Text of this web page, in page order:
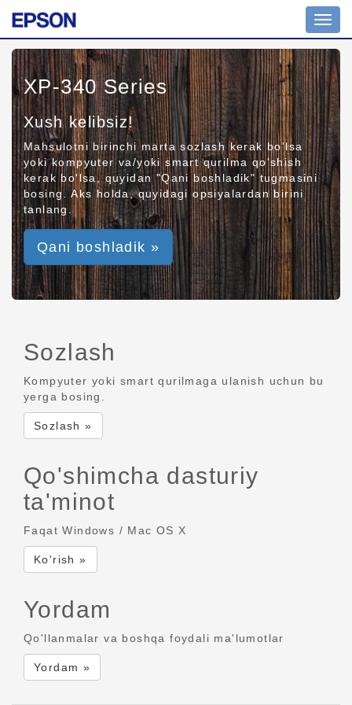
XP-340 Series
Xush kelibsiz!
Mahsulotni birinchi marta sozlash kerak bo'lsa
yoki kompyuter va/yoki smart qurilma qo'shish
kerak bo'lsa, quyidan "Qani boshladik" tugmasini
bosing. Aks holda, quyidagi opsiyalardan birini
tanlang.
Qani boshladik »
Sozlash
Kompyuter yoki smart qurilmaga ulanish uchun bu
yerga bosing.
Sozlash »
Qo'shimcha dasturiy
ta'minot
Faqat Windows / Mac OS X
Ko'rish »
Yordam
Qo'llanmalar va boshqa foydali ma'lumotlar
Yordam »